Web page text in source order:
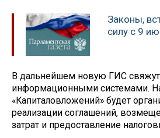
Законы,
силу с 9
В дальнейшем новую ГИС
информационными системами.
«Капиталовложений» будет
реализации соглашений,
затрат и предоставление